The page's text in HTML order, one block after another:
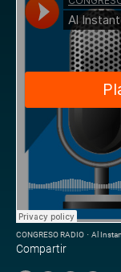
CONGRESO RADIO · Al
Compartir